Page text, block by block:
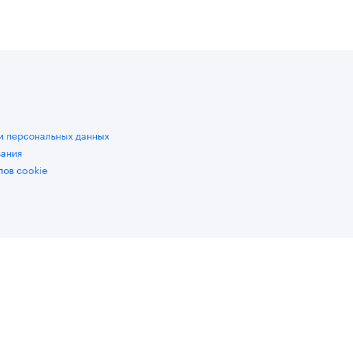
персональных данных
cookie